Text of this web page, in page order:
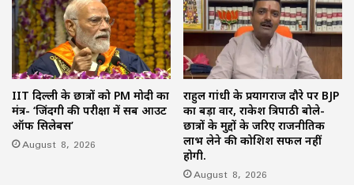
IIT दिल्ली के छात्रों को PM मोदी का
मंत्र- ‘जिंदगी की परीक्षा में सब आउट
ऑफ सिलेबस’
August 8, 2026
राहुल गांधी के प्रयागराज दौरे पर BJP
का बड़ा वार, राकेश त्रिपाठी बोले-
छात्रों के मुद्दों के जरिए राजनीतिक
लाभ लेने की कोशिश सफल नहीं
होगी.
August 8, 2026